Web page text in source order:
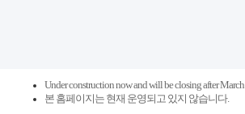
Under construction now and will be closing after March
본 홈페이지는 현재 운영되고 있지 않습니다.